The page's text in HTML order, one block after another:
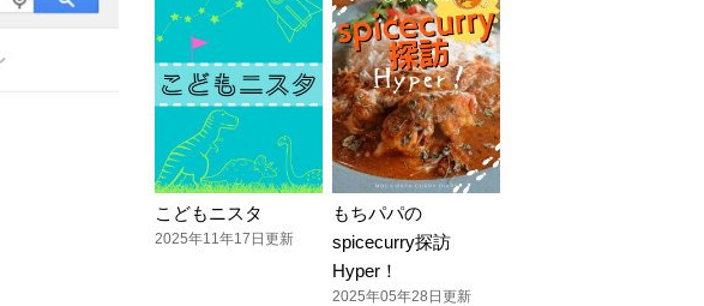
こどもニスタ
2025年11年17日更新
もちパパの
spicecurry探訪
Hyper！
2025年05年28日更新